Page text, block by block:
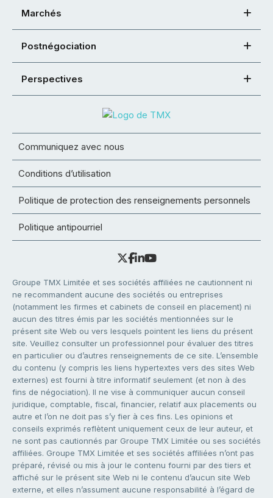
Marchés
Postnégociation
Perspectives
Communiquez avec nous
Conditions d’utilisation
Politique de protection des renseignements personnels
Politique antipourriel
Groupe TMX Limitée et ses sociétés affiliées ne cautionnent ni
ne recommandent aucune des sociétés ou entreprises
(notamment les firmes et cabinets de conseil en placement) ni
aucun des titres émis par les sociétés mentionnées sur le
présent site Web ou vers lesquels pointent les liens du présent
site. Veuillez consulter un professionnel pour évaluer des titres
en particulier ou d’autres renseignements de ce site. L’ensemble
du contenu (y compris les liens hypertextes vers des sites Web
externes) est fourni à titre informatif seulement (et non à des
fins de négociation). Il ne vise à communiquer aucun conseil
juridique, comptable, fiscal, financier, relatif aux placements ou
autre et l’on ne doit pas s’y fier à ces fins. Les opinions et
conseils exprimés reflètent uniquement ceux de leur auteur, et
ne sont pas cautionnés par Groupe TMX Limitée ou ses sociétés
affiliées. Groupe TMX Limitée et ses sociétés affiliées n’ont pas
préparé, révisé ou mis à jour le contenu fourni par des tiers et
affiché sur le présent site Web ni le contenu d’aucun site Web
externe, et elles n’assument aucune responsabilité à l’égard de